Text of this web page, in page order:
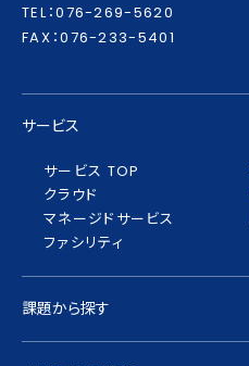
TEL：076-269-5620
FAX：076-233-5401
サービス
サービス TOP
クラウド
マネージドサービス
ファシリティ
課題から探す